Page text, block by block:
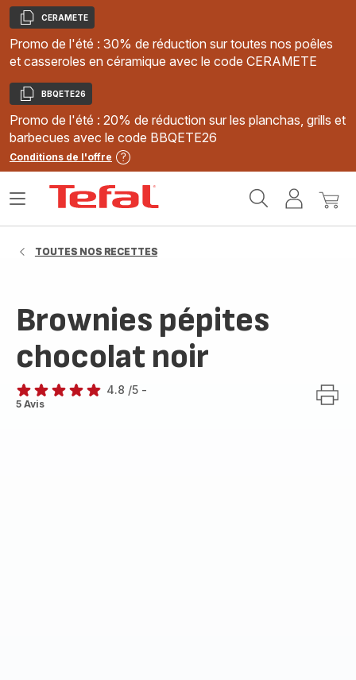
Copier
CERAMETE
Promo de l'été : 30% de réduction sur toutes nos poêles
et casseroles en céramique avec le code CERAMETE
Copier
BBQETE26
Promo de l'été : 20% de réduction sur les planchas, grills et
barbecues avec le code BBQETE26
Conditions de l'offre
MonMon
Ouvrir
TOUTES NOS RECETTES
Brownies pépites
chocolat noir
ratings.4.8
4.8 /5 -
5 Avis